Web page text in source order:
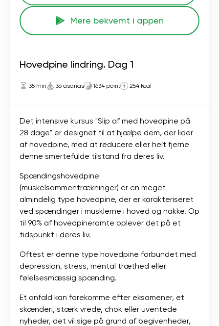
Mere bekvemt i appen
Hovedpine lindring. Dag 1
35 min 36 asanas 1634 point 254 kcal
Det intensive kursus "Slip af med hovedpine på
28 dage" er designet til at hjælpe dem, der lider
af hovedpine, med at reducere eller helt fjerne
denne smertefulde tilstand fra deres liv.
Spændingshovedpine
(muskelsammentrækninger) er en meget
almindelig type hovedpine, der er karakteriseret
ved spændinger i musklerne i hoved og nakke. Op
til 90% af hovedpineramte oplever det på et
tidspunkt i deres liv.
Oftest er denne type hovedpine forbundet med
depression, stress, mental træthed eller
følelsesmæssig spænding.
Et anfald kan forekomme efter eksamener, et
skænderi, stærk vrede, chok eller uventede
nyheder, det vil sige på grund af begivenheder,